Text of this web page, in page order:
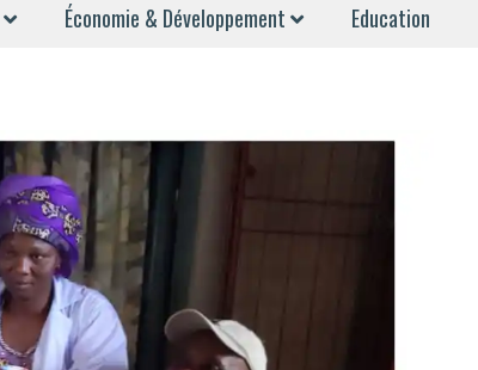
Économie & Développement Education